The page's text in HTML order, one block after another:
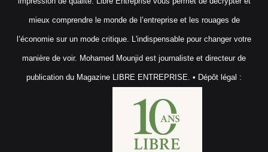
mieux comprendre le monde de l’entreprise et les rouages de
l’économie sur un mode critique. L'indispensable pour changer votre
manière de voir. Mohamed Mounjid est journaliste et directeur de
publication du Magazine LIBRE ENTREPRISE. • Dépôt légal :